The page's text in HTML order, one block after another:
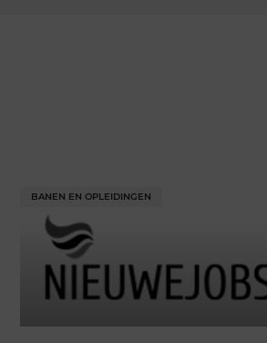
BANEN EN OPLEIDINGEN